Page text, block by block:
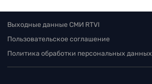
Выходные данные СМИ RTVI
Пользовательское соглашение
Политика обработки персональных данных